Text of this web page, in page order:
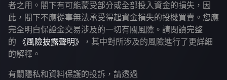
者之用。閣下有可能蒙受部分或全部投入資金的損失，因
此，閣下不應從事無法承受得起資金損失的投機買賣。您應
完全明白保證金交易涉及的一切有關風險。請閱讀完整
的
《風險披露聲明》
，其中對所涉及的風險進行了更詳細
的解釋。
有關隱私和資料保護的投訴，請透過